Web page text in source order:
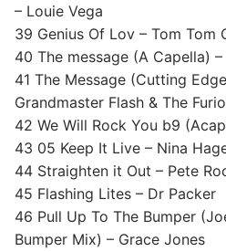
– Louie Vega
39 Genius Of Lov – Tom Tom
40 The message (A Capella)
41 The Message (Cutting
Grandmaster Flash & The
42 We Will Rock You b9
43 05 Keep It Live – Nina
44 Straighten it Out – Pete
45 Flashing Lites – Dr Packer
46 Pull Up To The Bumper
Bumper Mix) – Grace Jones